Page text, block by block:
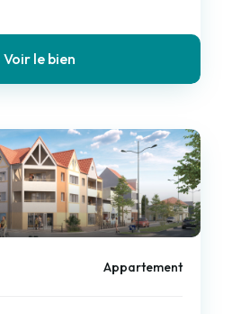
Voir le bien
Appartement